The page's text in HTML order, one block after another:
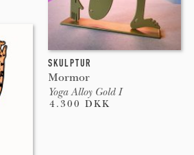
SKULPTUR
Mormor
Yoga Alloy Gold I
4.300 DKK